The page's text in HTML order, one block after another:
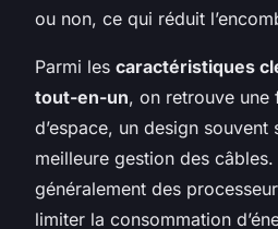
ou non, ce qui réduit
Parmi les caractéristiques
tout-en-un, on retrouve
d’espace, un design souvent
meilleure gestion des
généralement des
limiter la consommation